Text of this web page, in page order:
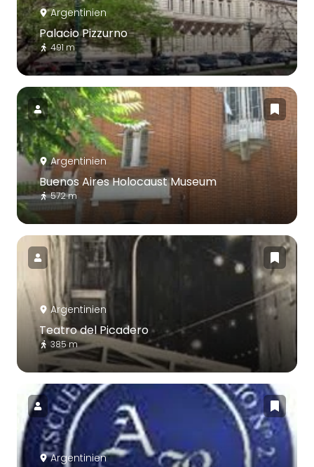
Argentinien
Palacio Pizzurno
491 m
Argentinien
Buenos Aires Holocaust Museum
572 m
Argentinien
Teatro del Picadero
385 m
Argentinien